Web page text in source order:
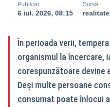
Publicat
6 iul. 2026, 08:15
Sursă
În perioada verii,
organismul la încercare,
corespunzătoare devine
Deși multe persoane
consumat poate înlocui